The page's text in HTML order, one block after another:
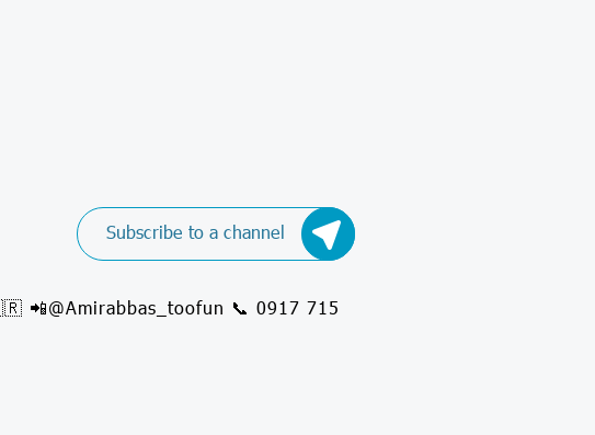
Subscribe to a channel